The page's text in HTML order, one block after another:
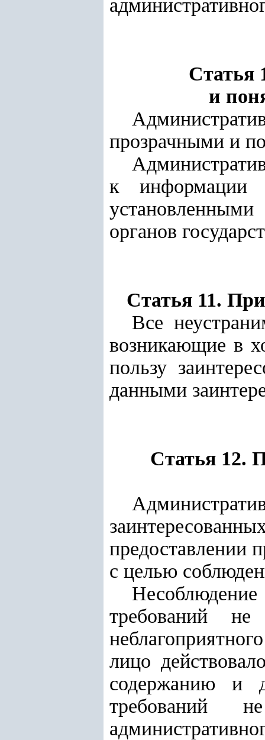
Статья
и
прозрачными и
к информации
установленными
органов
Статья 11.
Все
возникающие в
пользу
данными
Статья 12.
предоставлении
с целью
требований
лицо
содержанию и
требований